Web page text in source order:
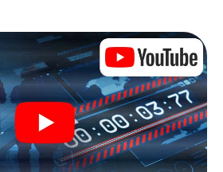
Escape Room in Dieppe
Zimmer eingesperrt, aus dem Sie
Zeitfenster befreien
Schnitzeljagd erklärt ganz
Spielfeld! Die technische
in Dieppe: Ein
ins mobile Internet. Per Klick